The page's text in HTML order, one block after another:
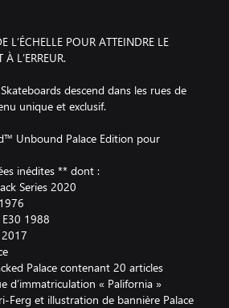
L’ÉCHELLE POUR ATTEINDRE LE
L’ERREUR.
descend dans les rues de
unique et exclusif.
Unbound Palace Edition pour
inédites ** dont :
Series 2020
1988
Palace contenant 20 articles
d’immatriculation « Palifornia »
Ferg et illustration de bannière Palace